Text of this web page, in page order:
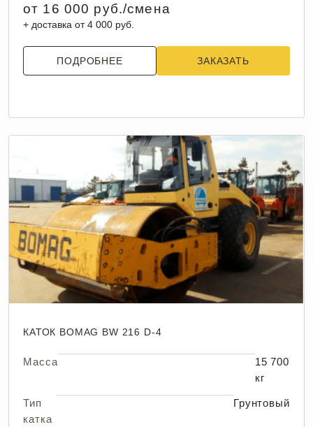
от 16 000 руб./смена
+ доставка от 4 000 руб.
ПОДРОБНЕЕ ЗАКАЗАТЬ
КАТОК BOMAG BW 216 D-4
Масса
15 700
кг
Тип
катка
Грунтовый